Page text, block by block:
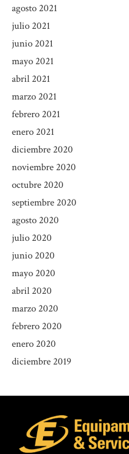
agosto 2021
julio 2021
junio 2021
mayo 2021
abril 2021
marzo 2021
febrero 2021
enero 2021
diciembre 2020
noviembre 2020
octubre 2020
septiembre 2020
agosto 2020
julio 2020
junio 2020
mayo 2020
abril 2020
marzo 2020
febrero 2020
enero 2020
diciembre 2019